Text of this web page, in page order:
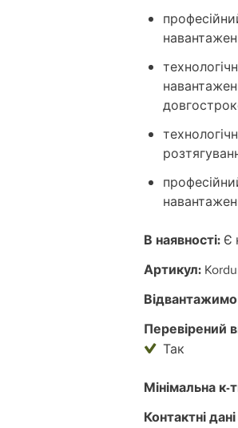
В наявності: Є
Артикул:
Відвантажимо
Перевірений
Так
Мінімальна
Контактні